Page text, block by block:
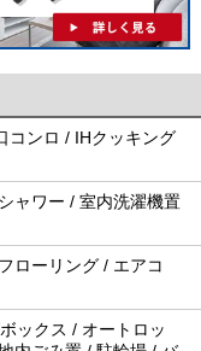
コンロ / IHクッキング
ャワー / 室内洗濯機置
ローリング / エアコ
ックス / オートロッ